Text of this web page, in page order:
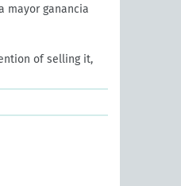
mayor ganancia
of selling it,